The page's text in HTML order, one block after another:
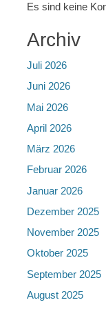
Es sind keine
Archiv
Juli 2026
Juni 2026
Mai 2026
April 2026
März 2026
Februar 2026
Januar 2026
Dezember 2025
November 2025
Oktober 2025
September 2025
August 2025